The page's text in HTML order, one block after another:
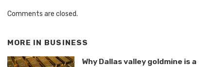
Comments are closed.
MORE IN BUSINESS
Why Dallas valley goldmine is a